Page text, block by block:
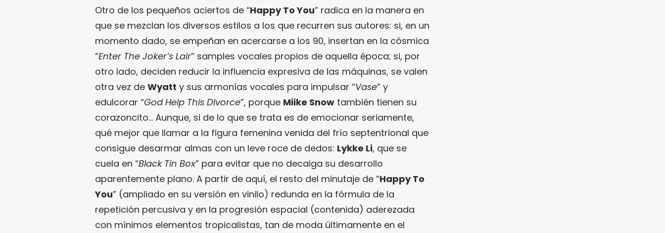
Otro de los pequeños aciertos de “Happy To You” radica en la manera en
que se mezclan los diversos estilos a los que recurren sus autores: si, en un
momento dado, se empeñan en acercarse a los 90, insertan en la cósmica
“Enter The Joker’s Lair” samples vocales propios de aquella época; si, por
otro lado, deciden reducir la influencia expresiva de las máquinas, se valen
otra vez de Wyatt y sus armonías vocales para impulsar “Vase” y
edulcorar “God Help This Divorce”, porque Miike Snow también tienen su
corazoncito… Aunque, si de lo que se trata es de emocionar seriamente,
qué mejor que llamar a la figura femenina venida del frío septentrional que
consigue desarmar almas con un leve roce de dedos: Lykke Li, que se
cuela en “Black Tin Box” para evitar que no decaiga su desarrollo
aparentemente plano. A partir de aquí, el resto del minutaje de “Happy To
You” (ampliado en su versión en vinilo) redunda en la fórmula de la
repetición percusiva y en la progresión espacial (contenida) aderezada
con mínimos elementos tropicalistas, tan de moda últimamente en el